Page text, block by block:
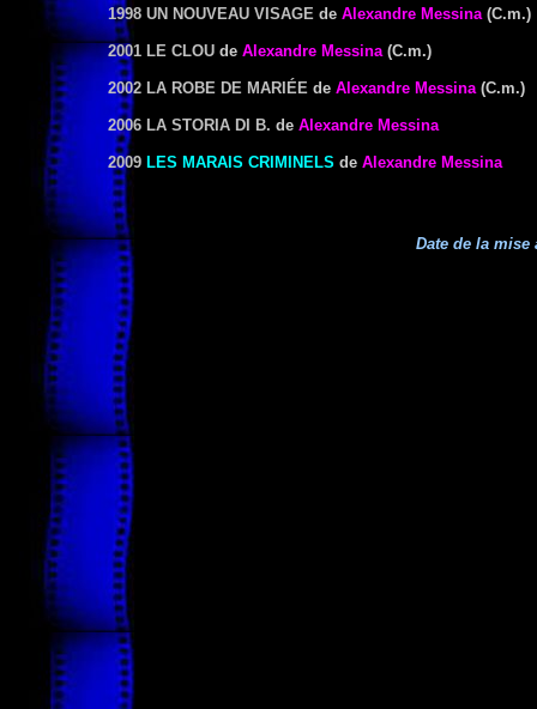
1998 UN NOUVEAU VISAGE de Alexandre Messina(C.m.)
2001 LE CLOU de Alexandre Messina(C.m.)
2002 LA ROBE DE MARIÉE de Alexandre Messina(C.m.)
2006 LA STORIA DI B. de Alexandre Messina
2009 LES MARAIS CRIMINELS de Alexandre Messina
Date de la